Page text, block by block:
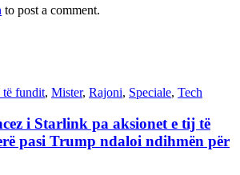
to post a comment.
të fundit, Mister, Rajoni, Speciale, Tech
i Starlink pa aksionet e tij të
pasi Trump ndaloi ndihmën për